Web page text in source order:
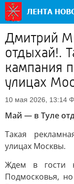
Дмитрий
отдыхай!.
кампания
улицах
10 мая 2026, 13:14
Май — в Туле
Такая
улицах Москвы.
Ждем в гости
Подмосковья,